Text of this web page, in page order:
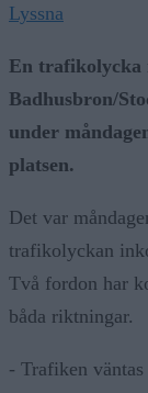
Lyssna
En trafikolycka
Badhusbron/
under
platsen.
Det var
trafikolyckan
Två fordon har
båda riktningar.
- Trafiken